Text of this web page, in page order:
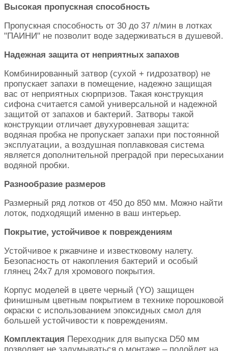
Высокая пропускная способность
Пропускная способность от 30 до 37 л/мин в лотках
"ПАИНИ" не позволит воде задерживаться в душевой.
Надежная защита от неприятных запахов
Комбинированный затвор (сухой + гидрозатвор) не
пропускает запахи в помещение, надежно защищая
вас от неприятных сюрпризов. Такая конструкция
сифона считается самой универсальной и надежной
защитой от запахов и бактерий. Затворы такой
конструкции отличает двухуровневая защита:
водяная пробка не пропускает запахи при постоянной
эксплуатации, а воздушная поплавковая система
является дополнительной преградой при пересыхании
водяной пробки.
Разнообразие размеров
Размерный ряд лотков от 450 до 850 мм. Можно найти
лоток, подходящий именно в ваш интерьер.
Покрытие, устойчивое к повреждениям
Устойчивое к ржавчине и известковому налету.
Безопасность от накопления бактерий и особый
глянец 24х7 для хромового покрытия.
Корпус моделей в цвете черный (YO) защищен
финишным цветным покрытием в технике порошковой
окраски с использованием эпоксидных смол для
большей устойчивости к повреждениям.
Комплектация Переходник для выпуска D50 мм